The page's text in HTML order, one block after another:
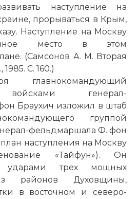
наступление на
прорываться в Крым,
Наступление на Москву
место в этом
(Самсонов А. М. Вторая
С. 160.)
главнокомандующий
войсками генерал-
Браухич изложил в штаб
группой
фельдмаршала Ф. фон
наступления на Москву
«Тайфун»). Он
ударами трех мощных
районов Духовщины,
в восточном и северо-